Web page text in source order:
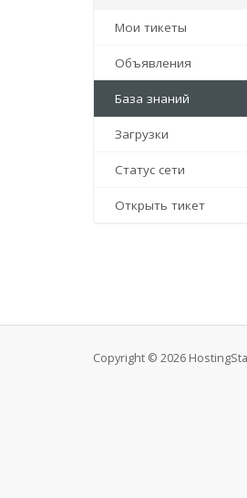
Мои тикеты
Объявления
База знаний
Загрузки
Статус сети
Открыть тикет
Copyright © 2026